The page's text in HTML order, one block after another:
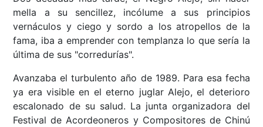
mella a su sencillez, incólume a sus principios
vernáculos y ciego y sordo a los atropellos de la
fama, iba a emprender con templanza lo que sería la
última de sus "corredurías".
Avanzaba el turbulento año de 1989. Para esa fecha
ya era visible en el eterno juglar Alejo, el deterioro
escalonado de su salud. La junta organizadora del
Festival de Acordeoneros y Compositores de Chinú